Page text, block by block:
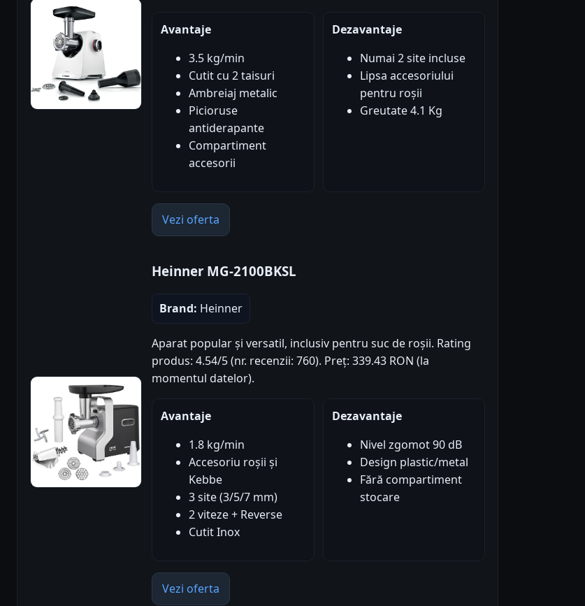
Avantaje
3.5 kg/min
Cutit cu 2 taisuri
Ambreiaj metalic
Picioruse
antiderapante
Compartiment
accesorii
Dezavantaje
Numai 2 site incluse
Lipsa accesoriului
pentru roșii
Greutate 4.1 Kg
Vezi oferta
Heinner MG-2100BKSL
Brand: Heinner
Aparat popular și versatil, inclusiv pentru suc de roșii. Rating
produs: 4.54/5 (nr. recenzii: 760). Preț: 339.43 RON (la
momentul datelor).
Avantaje
1.8 kg/min
Accesoriu roșii și
Kebbe
3 site (3/5/7 mm)
2 viteze + Reverse
Cutit Inox
Dezavantaje
Nivel zgomot 90 dB
Design plastic/metal
Fără compartiment
stocare
Vezi oferta